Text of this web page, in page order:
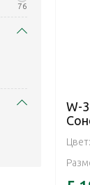
76
W-
Цвет: